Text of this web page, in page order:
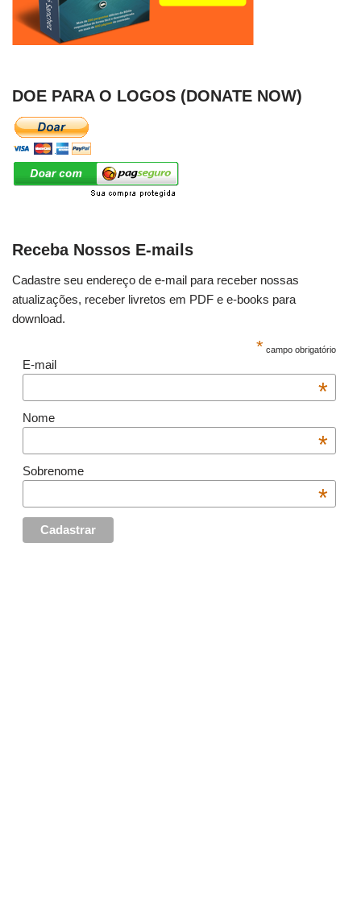
DOE PARA O LOGOS (DONATE NOW)
Receba Nossos E-mails
Cadastre seu endereço de e-mail para receber nossas
atualizações, receber livretos em PDF e e-books para
download.
* campo obrigatório
E-mail
*
Nome
*
Sobrenome
*